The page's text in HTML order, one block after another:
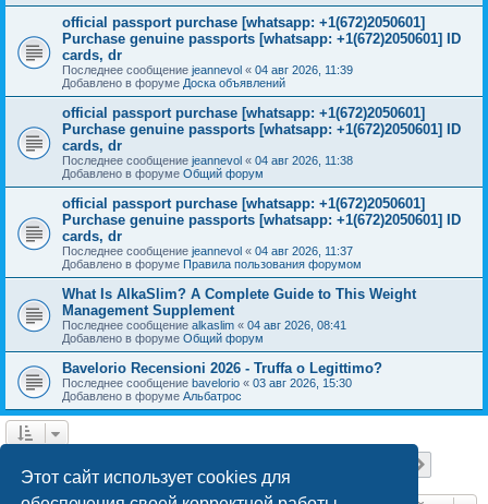
Этот сайт использует cookies для
official passport purchase [whatsapp: +1(672)2050601]
Purchase genuine passports [whatsapp: +1(672)2050601] ID
cards, dr
Последнее сообщение jeannevol « 04 авг 2026, 11:39
Добавлено в форуме Доска объявлений
official passport purchase [whatsapp: +1(672)2050601]
Purchase genuine passports [whatsapp: +1(672)2050601] ID
cards, dr
Последнее сообщение jeannevol « 04 авг 2026, 11:38
Добавлено в форуме Общий форум
official passport purchase [whatsapp: +1(672)2050601]
Purchase genuine passports [whatsapp: +1(672)2050601] ID
cards, dr
Последнее сообщение jeannevol « 04 авг 2026, 11:37
Добавлено в форуме Правила пользования форумом
What Is AlkaSlim? A Complete Guide to This Weight
Management Supplement
Последнее сообщение alkaslim « 04 авг 2026, 08:41
Добавлено в форуме Общий форум
Bavelorio Recensioni 2026 - Truffa o Legittimo?
Последнее сообщение bavelorio « 03 авг 2026, 15:30
Добавлено в форуме Альбатрос